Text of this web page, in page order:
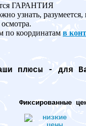
ГАРАНТИЯ
узнать, разумеется,
по координатам в
плюсы - для
Фиксированные